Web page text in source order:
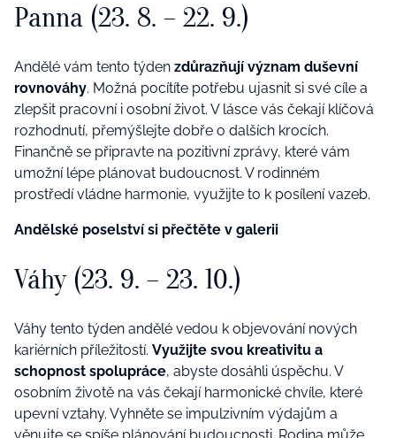
Panna (23. 8. – 22. 9.)
Andělé vám tento týden zdůrazňují význam duševní
rovnováhy. Možná pocítíte potřebu ujasnit si své cíle a
zlepšit pracovní i osobní život. V lásce vás čekají klíčová
rozhodnutí, přemýšlejte dobře o dalších krocích.
Finančně se připravte na pozitivní zprávy, které vám
umožní lépe plánovat budoucnost. V rodinném
prostředí vládne harmonie, využijte to k posílení vazeb.
Andělské poselství si přečtěte v galerii
Váhy (23. 9. – 23. 10.)
Váhy tento týden andělé vedou k objevování nových
kariérních příležitostí. Využijte svou kreativitu a
schopnost spolupráce, abyste dosáhli úspěchu. V
osobním životě na vás čekají harmonické chvíle, které
upevní vztahy. Vyhněte se impulzivním výdajům a